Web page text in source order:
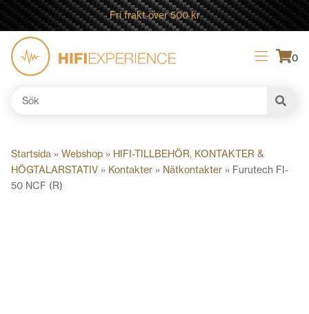
Fri frakt över 500 kr
0
Sök
Startsida » Webshop » HIFI-TILLBEHÖR, KONTAKTER &
HÖGTALARSTATIV » Kontakter » Nätkontakter » Furutech FI-
50 NCF (R)